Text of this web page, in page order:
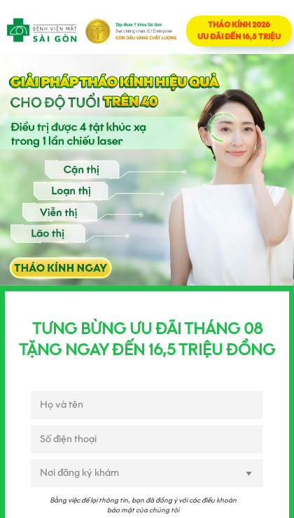
THÁO KÍNH 2026
ƯU ĐÃI ĐẾN 16,5 TRIỆU
TƯNG BỪNG ƯU ĐÃI THÁNG 08
TẶNG NGAY ĐẾN 16,5 TRIỆU ĐỒNG
Bằng việc để lại thông tin, bạn đã đồng ý với các điều khoản
bảo mật của chúng tôi